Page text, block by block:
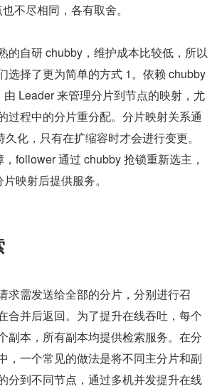
不尽相同，各有取舍。
的自研 chubby，维护成本比较低，所以
选择了更为简单的方式 1。依赖 chubby
Leader 来管理分片到节点的映射，尤
过程中的分片重分配。分片映射关系通
化，只有在扩缩容时才会进行变更。
follower 通过 chubby 抢锁重新选主，
映射后提供服务。
求需发送给全部的分片，分别进行召
合并后返回。为了提升在线吞吐，每个
副本，所有副本均提供检索服务。在分
，一个常见的做法是将不同主分片和副
分到不同节点，通过多机并发提升在线